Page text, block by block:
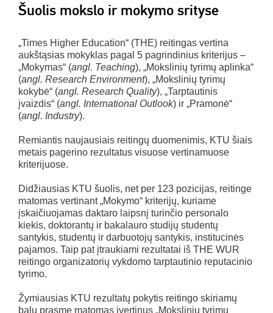
Šuolis mokslo ir mokymo srityse
„Times Higher Education“ (THE) reitingas vertina
aukštąsias mokyklas pagal 5 pagrindinius kriterijus –
„Mokymas“ (angl. Teaching), „Mokslinių tyrimų aplinka“
(angl. Research Environment), „Mokslinių tyrimų
kokybė“ (angl. Research Quality), „Tarptautinis
įvaizdis“ (angl. International Outlook) ir „Pramonė“
(angl. Industry).
Remiantis naujausiais reitingų duomenimis, KTU šiais
metais pagerino rezultatus visuose vertinamuose
kriterijuose.
Didžiausias KTU šuolis, net per 123 pozicijas, reitinge
matomas vertinant „Mokymo“ kriterijų, kuriame
įskaičiuojamas daktaro laipsnį turinčio personalo
kiekis, doktorantų ir bakalauro studijų studentų
santykis, studentų ir darbuotojų santykis, institucinės
pajamos. Taip pat įtraukiami rezultatai iš THE WUR
reitingo organizatorių vykdomo tarptautinio reputacinio
tyrimo.
Žymiausias KTU rezultatų pokytis reitingo skiriamų
balų prasme matomas įvertinus „Mokslinių tyrimų